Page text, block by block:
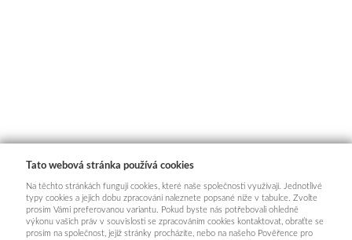
Tato webová stránka používá cookies
Na těchto stránkách fungují cookies, které naše společnosti využívají. Jednotlivé
typy cookies a jejich dobu zpracování naleznete popsané níže v tabulce. Zvolte
prosím Vámi preferovanou variantu. Pokud byste nás potřebovali ohledně
výkonu vašich práv v souvislosti se zpracováním cookies kontaktovat, obraťte se
prosím na společnost, jejíž stránky procházíte, nebo na našeho Pověřence pro